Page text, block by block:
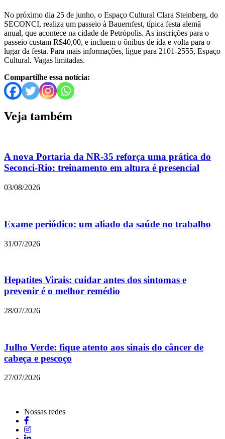
No próximo dia 25 de junho, o Espaço Cultural Clara Steinberg, do
SECONCI, realiza um passeio à Bauernfest, típica festa alemã
anual, que acontece na cidade de Petrópolis. As inscrições para o
passeio custam R$40,00, e incluem o ônibus de ida e volta para o
lugar da festa. Para mais informações, ligue para 2101-2555, Espaço
Cultural. Vagas limitadas.
Compartilhe essa notícia:
Veja também
A nova Portaria da NR-35 reforça uma prática do
Seconci-Rio: treinamento em altura é presencial
03/08/2026
Exame periódico: um aliado da saúde no trabalho
31/07/2026
Hepatites Virais: cuidar antes dos sintomas e
prevenir é o melhor remédio
28/07/2026
Julho Verde: fique atento aos sinais do câncer de
cabeça e pescoço
27/07/2026
Nossas redes